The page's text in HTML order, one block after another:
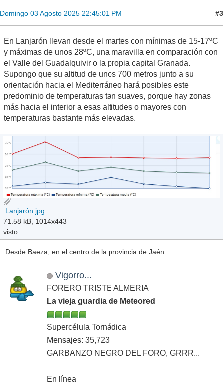
Domingo 03 Agosto 2025 22:45:01 PM #3
En Lanjarón llevan desde el martes con mínimas de 15-17ºC
y máximas de unos 28ºC, una maravilla en comparación con
el Valle del Guadalquivir o la propia capital Granada.
Supongo que su altitud de unos 700 metros junto a su
orientación hacia el Mediterráneo hará posibles este
predominio de temperaturas tan suaves, porque hay zonas
más hacia el interior a esas altitudes o mayores con
temperaturas bastante más elevadas.
Lanjarón.jpg
71.58 kB, 1014x443
visto
Desde Baeza, en el centro de la provincia de Jaén.
Vigorro...
FORERO TRISTE ALMERIA
La vieja guardia de Meteored
Supercélula Tornádica
Mensajes: 35,723
GARBANZO NEGRO DEL FORO, GRRR...
En línea